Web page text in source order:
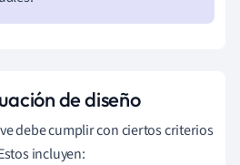
de diseño
debe cumplir con ciertos criterios
incluyen: